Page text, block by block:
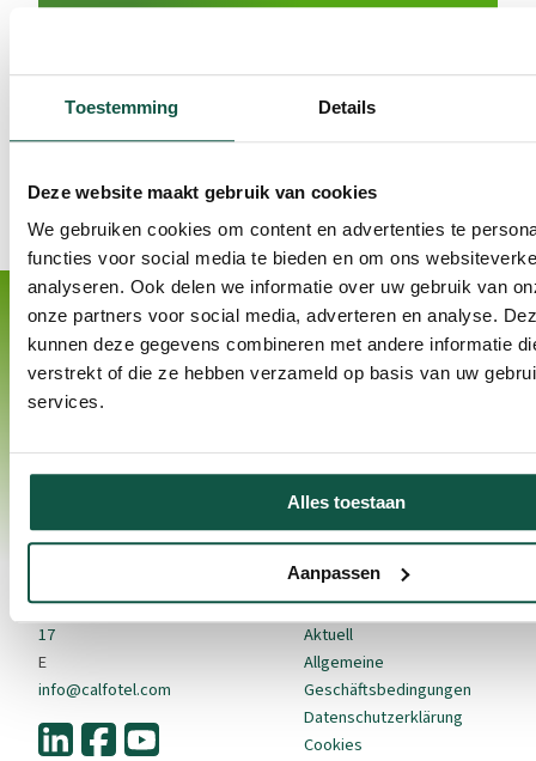
Toestemming Details
Deze website maakt gebruik van cookies
We gebruiken cookies om content en advertenties te
functies voor social media te bieden en om ons
analyseren. Ook delen we informatie over uw gebruik van
onze partners voor social media, adverteren en analyse.
kunnen deze gegevens combineren met andere informatie
verstrekt of die ze hebben verzameld op basis van uw
services.
Alles toestaan
Aanpassen
Kontakt
De Sonman 21
NL-5066 GJ
T+31 (0)13 513 36
17
E
info@calfotel.com
In der
Aktuell
Gesundheit
Über uns
Über CalfOTel
Aktuell
Allgemeine
Geschäftsbedingungen
Datenschutzerklärung
Cookies